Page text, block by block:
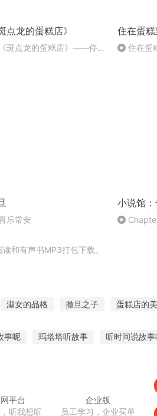
点龙的蛋糕店》
《斑点龙的蛋糕店》——停不
住在蛋
住在蛋
乐常安
小说馆
和有声书MP3打包下载。
淑女的品格 撒旦之子 蛋糕店的
事呢 玛塔塔听故事 听时间说故事
平台
听我想听
企业版
员工学习，企业买单